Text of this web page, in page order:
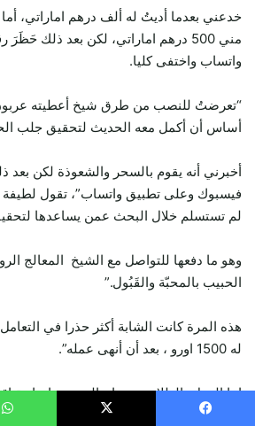
خدعني بعدما أديتُ له ألف درهم اماراتي،
مني 500 درهم اماراتي، لكن بعد ذلك
واتساب واختفى كليا.
أساس أن أكمل معه الحديث لتحقيق جلب
أخبرني أنه يقوم بالسحر والشعوذة لكن
فيسبوك وعلى تطبيق واتساب”، تقول
لم تستسلم خلال البحث عمن يساعدها
وهو ما دفعها للتواصل مع الشيخ المعالج
الحبيب بالمحبّة والقَبُول.”
هذه المرة كانت الشابة أكثر حذرا في
له 1500 اورو ، بعد أن أنهى عمله”.
اما العمل بالطلاسم يحتاج الي صورا عارية
على الجسد